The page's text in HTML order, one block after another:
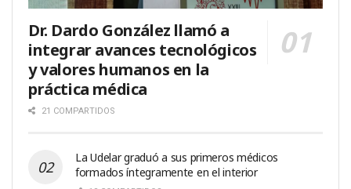
Dr. Dardo González llamó a
integrar avances tecnológicos
y valores humanos en la
práctica médica
21 COMPARTIDOS
La Udelar graduó a sus primeros médicos
formados íntegramente en el interior